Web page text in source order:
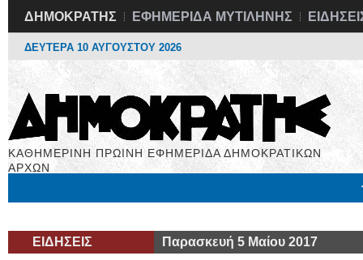
ΔΗΜΟΚΡΑΤΗΣ ΕΦΗΜΕΡΙΔΑ ΜΥΤΙΛΗΝΗΣ
ΔΕΥΤΕΡΑ 10 ΑΥΓΟΥΣΤΟΥ 2026
ΚΑΘΗΜΕΡΙΝΗ ΠΡΩΙΝΗ ΕΦΗΜΕΡΙΔΑ ΔΗΜΟΚΡΑΤΙΚΩΝ
ΑΡΧΩΝ
ΕΙΔΗΣΕΙΣ Παρασκευή 5 Μαίου 2017